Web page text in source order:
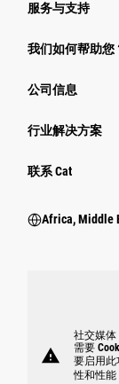
服务与支持
我们如何帮助您
公司信息
行业解决方案
行业
联系 Cat
Africa, Middle
warning
社交媒体
需要
要启用
性和性能